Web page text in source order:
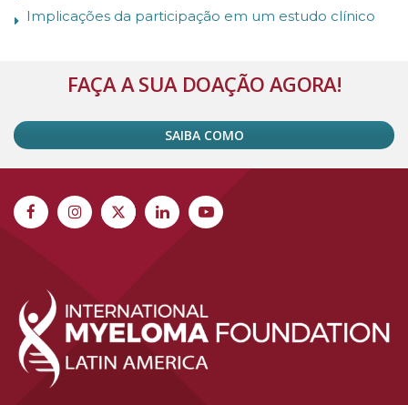
Implicações da participação em um estudo clínico
FAÇA A SUA DOAÇÃO AGORA!
SAIBA COMO